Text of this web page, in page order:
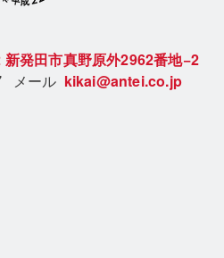
新発田市真野原外2962番地−2
メール kikai@antei.co.jp